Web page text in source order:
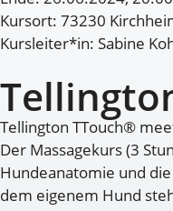
Kursort: 73230
Kursleiter*in: Sabine
Tellington TTouch®
Der Massagekurs (3
Hundeanatomie und
dem eigenem Hund